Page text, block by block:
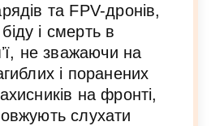
та FPV-дронів,
і смерть в
не зважаючи на
і поранених
на фронті,
слухати